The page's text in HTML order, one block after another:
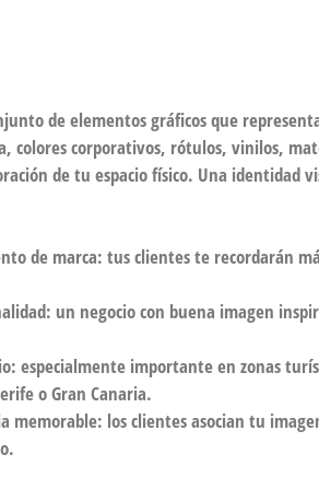
de elementos gráficos que
colores corporativos, rótulos, vinilos,
de tu espacio físico. Una identidad
de marca: tus clientes te recordarán
un negocio con buena imagen
especialmente importante en zonas
o Gran Canaria.
memorable: los clientes asocian tu